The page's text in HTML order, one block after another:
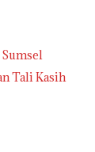
Tali Kasih